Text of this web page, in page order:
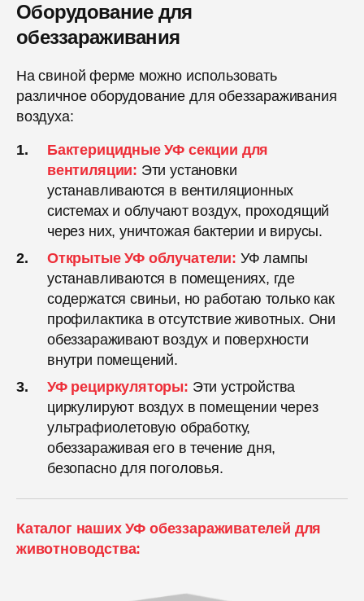
Оборудование для
обеззараживания
На свиной ферме можно использовать
различное оборудование для обеззараживания
воздуха:
Бактерицидные УФ секции для
вентиляции: Эти установки
устанавливаются в вентиляционных
системах и облучают воздух, проходящий
через них, уничтожая бактерии и вирусы.
Открытые УФ облучатели: УФ лампы
устанавливаются в помещениях, где
содержатся свиньи, но работаю только как
профилактика в отсутствие животных. Они
обеззараживают воздух и поверхности
внутри помещений.
УФ рециркуляторы: Эти устройства
циркулируют воздух в помещении через
ультрафиолетовую обработку,
обеззараживая его в течение дня,
безопасно для поголовья.
Каталог наших УФ обеззараживателей для
животноводства: